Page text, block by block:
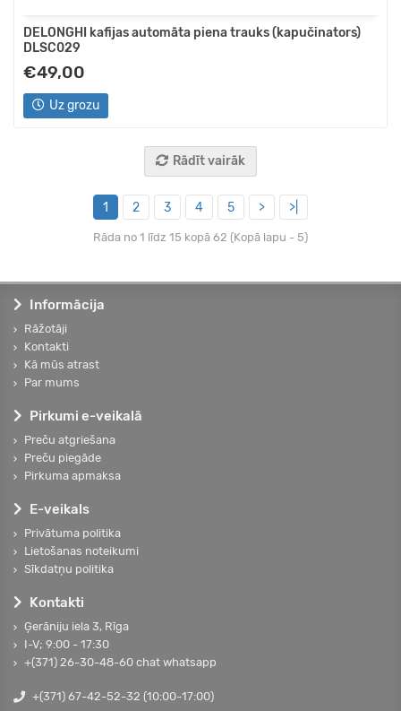
DELONGHI kafijas automāta piena trauks (kapučinators)
DLSC029
€49,00
Uz grozu
Rādīt vairāk
1 2 3 4 5 > >|
Rāda no 1 līdz 15 kopā 62 (Kopā lapu - 5)
Informācija
Rāžotāji
Kontakti
Kā mūs atrast
Par mums
Pirkumi e-veikalā
Preču atgriešana
Preču piegāde
Pirkuma apmaksa
E-veikals
Privātuma politika
Lietošanas noteikumi
Sīkdatņu politika
Kontakti
Ģerāniju iela 3, Rīga
I-V; 9:00 - 17:30
+(371) 26-30-48-60 chat whatsapp
+(371) 67-42-52-32 (10:00-17:00)